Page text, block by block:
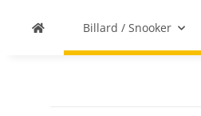
Billard / Snooker